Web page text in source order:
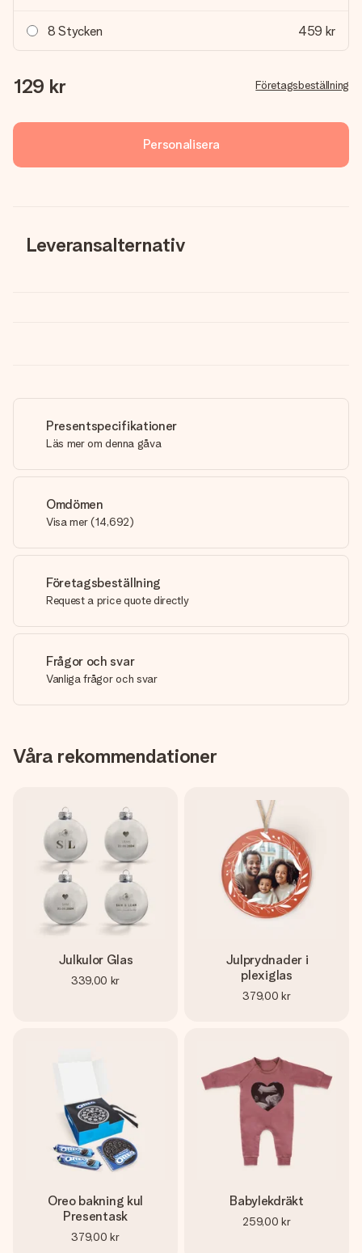
8 Stycken 459 kr
129 kr Företagsbeställning
Personalisera
Leveransalternativ
Presentspecifikationer
Läs mer om denna gåva
Omdömen
Visa mer (14,692)
Företagsbeställning
Request a price quote directly
Frågor och svar
Vanliga frågor och svar
Våra rekommendationer
Julkulor Glas
339,00 kr
Julprydnader i
plexiglas
379,00 kr
Oreo bakning kul
Presentask
379,00 kr
Babylekdräkt
259,00 kr